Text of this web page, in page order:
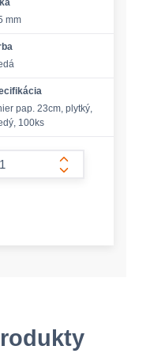
mm
pap. 23cm, plytký,
100ks
form.increase-